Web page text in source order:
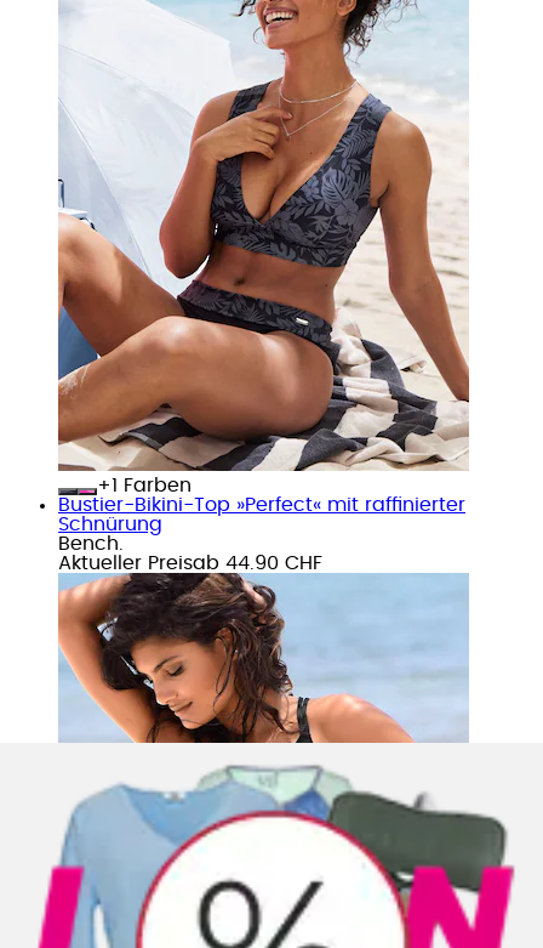
+
Farben
Bustier-Bikini-Top »Perfect« mit raffinierter
Schnürung
Bench.
Aktueller Preisab 44.90 CHF